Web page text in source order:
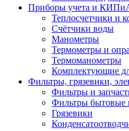
Приборы учета и
Теплосчетчики и
Счётчики воды
Манометры
Термометры и
Термоманометры
Комплектующие
Фильтры, грязевики,
Фильтры и
Фильтры бытовые
Грязевики